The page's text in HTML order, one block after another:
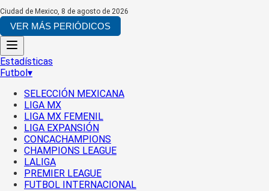
Ciudad de Mexico, 8 de agosto de 2026
VER MÁS PERIÓDICOS
Estadísticas
Futbol▾
SELECCIÓN MEXICANA
LIGA MX
LIGA MX FEMENIL
LIGA EXPANSIÓN
CONCACHAMPIONS
CHAMPIONS LEAGUE
LALIGA
PREMIER LEAGUE
FUTBOL INTERNACIONAL